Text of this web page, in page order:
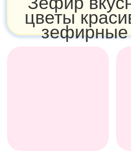
ВАУ, МНЕ ЭТО НАДО